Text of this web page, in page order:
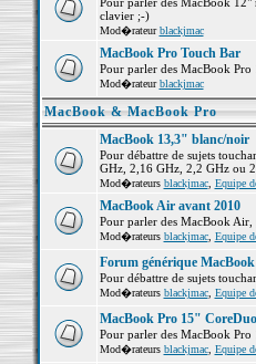
clavier ;-)
Mod�rateurblackjmac
MacBook Pro Touch Bar
Pour parler des MacBook
Mod�rateurblackjmac
MacBook & MacBook Pro
MacBook 13,3" blanc/noir
Pour débattre de sujets
GHz, 2,16 GHz, 2,2 GHz ou
Mod�rateurs blackjmac, Equipe
MacBook Air avant 2010
Pour parler des MacBook Air,
Mod�rateurs blackjmac, Equipe
Forum générique
Pour débattre de sujets
Mod�rateurs blackjmac, Equipe
MacBook Pro 15" CoreDuo
Pour parler des MacBook
Mod�rateurs blackjmac, Equipe